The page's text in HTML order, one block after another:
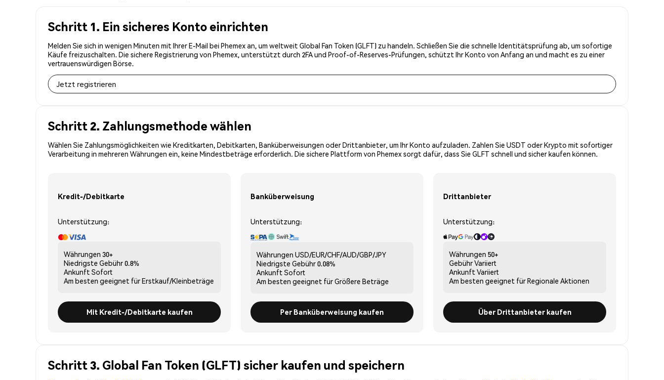
Schritt 1. Ein sicheres Konto einrichten
Melden Sie sich in wenigen Minuten mit Ihrer E-Mail bei Phemex an, um weltweit Global Fan Token (GLFT) zu handeln. Schließen Sie die schnelle Identitätsprüfung ab, um sofortige
Käufe freizuschalten. Die sichere Registrierung von Phemex, unterstützt durch 2FA und Proof-of-Reserves-Prüfungen, schützt Ihr Konto von Anfang an und macht es zu einer
vertrauenswürdigen Börse.
Jetzt registrieren
Schritt 2. Zahlungsmethode wählen
Wählen Sie Zahlungsmöglichkeiten wie Kreditkarten, Debitkarten, Banküberweisungen oder Drittanbieter, um Ihr Konto aufzuladen. Zahlen Sie USDT oder Krypto mit sofortiger
Verarbeitung in mehreren Währungen ein, keine Mindestbeträge erforderlich. Die sichere Plattform von Phemex sorgt dafür, dass Sie GLFT schnell und sicher kaufen können.
Kredit-/Debitkarte
Unterstützung:
Währungen 30+
Niedrigste Gebühr0.8%
Ankunft Sofort
Am besten geeignet fürErstkauf/Kleinbeträge
Mit Kredit-/Debitkarte kaufen
Banküberweisung
Unterstützung:
Währungen USD/EUR/CHF/AUD/GBP/JPY
Niedrigste Gebühr0.08%
Ankunft Sofort
Am besten geeignet fürGrößere Beträge
Per Banküberweisung kaufen
Drittanbieter
Unterstützung:
Währungen 50+
GebührVariiert
Ankunft Variiert
Am besten geeignet fürRegionale Aktionen
Über Drittanbieter kaufen
Schritt 3. Global Fan Token (GLFT) sicher kaufen und speichern